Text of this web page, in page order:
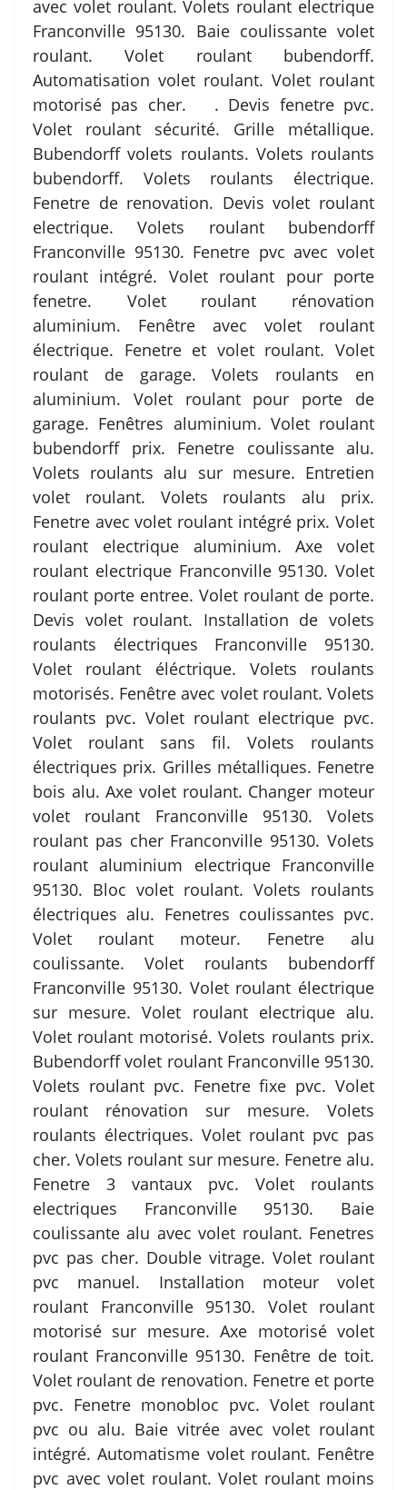
avec volet roulant. Volets roulant electrique
Franconville 95130. Baie coulissante volet
roulant. Volet roulant bubendorff.
Automatisation volet roulant. Volet roulant
motorisé pas cher. . Devis fenetre pvc.
Volet roulant sécurité. Grille métallique.
Bubendorff volets roulants. Volets roulants
bubendorff. Volets roulants électrique.
Fenetre de renovation. Devis volet roulant
electrique. Volets roulant bubendorff
Franconville 95130. Fenetre pvc avec volet
roulant intégré. Volet roulant pour porte
fenetre. Volet roulant rénovation
aluminium. Fenêtre avec volet roulant
électrique. Fenetre et volet roulant. Volet
roulant de garage. Volets roulants en
aluminium. Volet roulant pour porte de
garage. Fenêtres aluminium. Volet roulant
bubendorff prix. Fenetre coulissante alu.
Volets roulants alu sur mesure. Entretien
volet roulant. Volets roulants alu prix.
Fenetre avec volet roulant intégré prix. Volet
roulant electrique aluminium. Axe volet
roulant electrique Franconville 95130. Volet
roulant porte entree. Volet roulant de porte.
Devis volet roulant. Installation de volets
roulants électriques Franconville 95130.
Volet roulant éléctrique. Volets roulants
motorisés. Fenêtre avec volet roulant. Volets
roulants pvc. Volet roulant electrique pvc.
Volet roulant sans fil. Volets roulants
électriques prix. Grilles métalliques. Fenetre
bois alu. Axe volet roulant. Changer moteur
volet roulant Franconville 95130. Volets
roulant pas cher Franconville 95130. Volets
roulant aluminium electrique Franconville
95130. Bloc volet roulant. Volets roulants
électriques alu. Fenetres coulissantes pvc.
Volet roulant moteur. Fenetre alu
coulissante. Volet roulants bubendorff
Franconville 95130. Volet roulant électrique
sur mesure. Volet roulant electrique alu.
Volet roulant motorisé. Volets roulants prix.
Bubendorff volet roulant Franconville 95130.
Volets roulant pvc. Fenetre fixe pvc. Volet
roulant rénovation sur mesure. Volets
roulants électriques. Volet roulant pvc pas
cher. Volets roulant sur mesure. Fenetre alu.
Fenetre 3 vantaux pvc. Volet roulants
electriques Franconville 95130. Baie
coulissante alu avec volet roulant. Fenetres
pvc pas cher. Double vitrage. Volet roulant
pvc manuel. Installation moteur volet
roulant Franconville 95130. Volet roulant
motorisé sur mesure. Axe motorisé volet
roulant Franconville 95130. Fenêtre de toit.
Volet roulant de renovation. Fenetre et porte
pvc. Fenetre monobloc pvc. Volet roulant
pvc ou alu. Baie vitrée avec volet roulant
intégré. Automatisme volet roulant. Fenêtre
pvc avec volet roulant. Volet roulant moins